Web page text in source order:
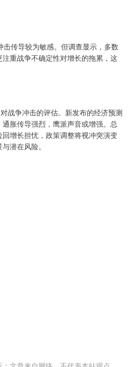
传导较为敏感。但调查显示，多数
重战争不确定性对增长的拖累，这
战争冲击的评估。新发布的经济预测
胀传导强烈，鹰派声音或增强。总
增长担忧，政策调整将视冲突演变
潜在风险。